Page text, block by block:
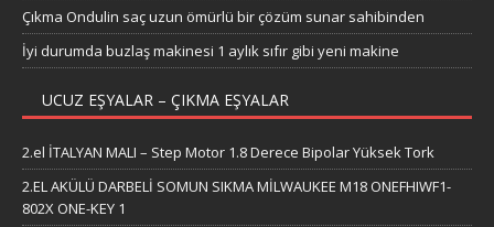
Çıkma Ondulin saç uzun ömürlü bir çözüm sunar sahibinden
İyi durumda buzlaş makinesi 1 aylık sıfır gibi yeni makine
UCUZ EŞYALAR – ÇIKMA EŞYALAR
2.el İTALYAN MALI – Step Motor 1.8 Derece Bipolar Yüksek Tork
2.EL AKÜLÜ DARBELİ SOMUN SIKMA MİLWAUKEE M18 ONEFHIWF1-
802X ONE-KEY 1